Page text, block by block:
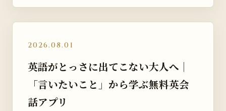
2026.08.01
英語がとっさに出てこない大人へ｜
「言いたいこと」から学ぶ無料英会
話アプリ